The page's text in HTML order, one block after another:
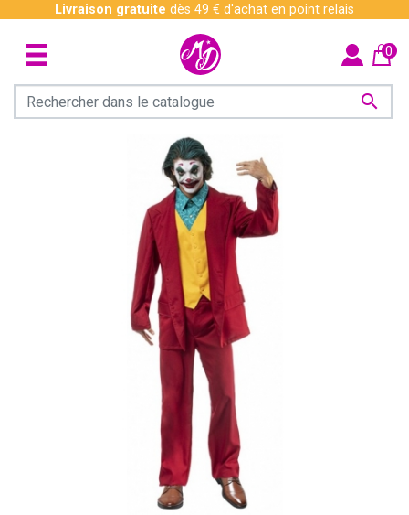
Livraison gratuite dès 49 € d'achat en point relais

0